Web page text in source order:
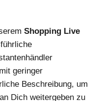
Shopping Live
geringer
Beschreibung, um
Dich weitergeben zu